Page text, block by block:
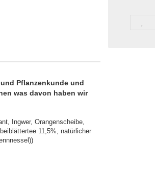
Pflanzenkunde und
was davon haben wir
Ingwer, Orangenscheibe,
11,5%, natürlicher